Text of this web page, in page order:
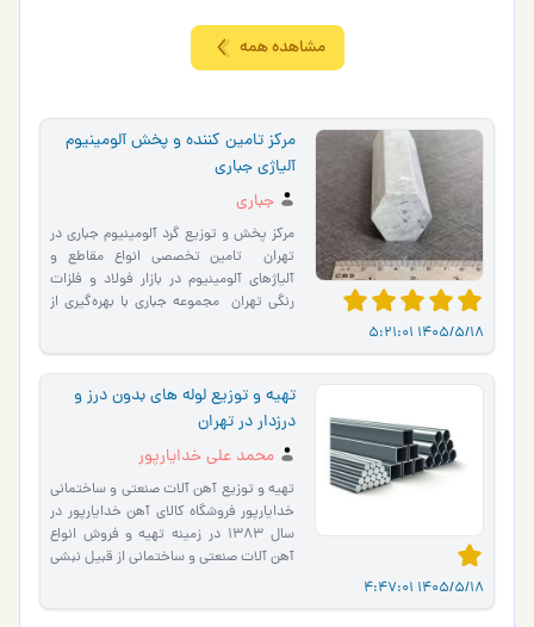
مشاهده همه
1405/5/18 5:21:01
مرکز تامین کننده و پخش آلومینیوم
آلیاژی جباری
جباری
مرکز پخش و توزیع گرد آلومینیوم جباری در
تهران ‌ تامین تخصصی انواع مقاطع و
آلیاژهای آلومینیوم در بازار فولاد و فلزات
رنگی تهران ‌ مجموعه جباری با بهره‌گیری از
1405/5/18 4:47:01
تهیه و توزیع لوله های بدون درز و
درزدار در تهران
محمد علی خدایارپور
تهیه و توزیع آهن آلات صنعتی و ساختمانی
خدایارپور فروشگاه کالای آهن خدایارپور در
سال 1383 در زمینه تهیه و فروش انواع
آهن آلات صنعتی و ساختمانی از قبیل نبشی